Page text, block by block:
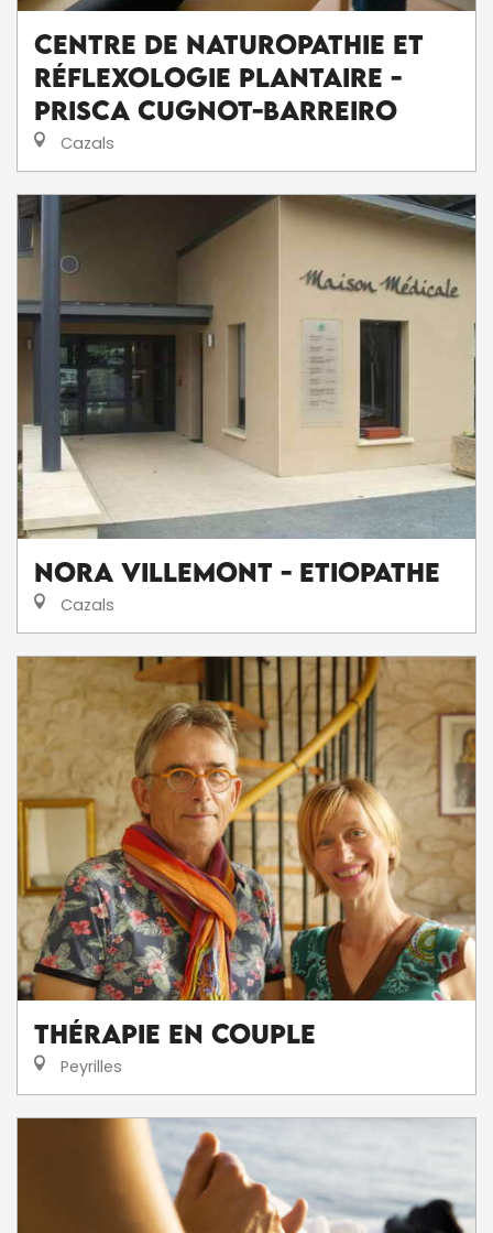
Centre de Naturopathie et
Réflexologie plantaire -
Prisca Cugnot-Barreiro
Cazals
Nora Villemont - Etiopathe
Cazals
Thérapie en couple
Peyrilles